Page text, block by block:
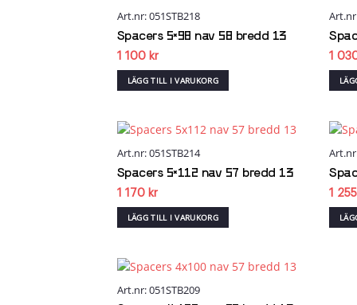
wishlist
Art.nr: 051STB218
Spacers 5×98 nav 58 bredd 13
1 100 kr
LÄGG TILL I VARUKORG
1
wishlist
Art.nr: 051STB214
Spacers 5×112 nav 57 bredd 13
1 170 kr
LÄGG TILL I VARUKORG
1
Art.nr: 051STB209